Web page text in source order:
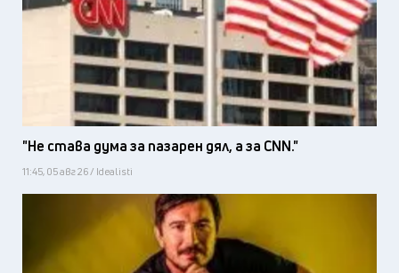
"Не става дума за пазарен дял, а за CNN."
11:45, 05 авг 26 / Idealisti